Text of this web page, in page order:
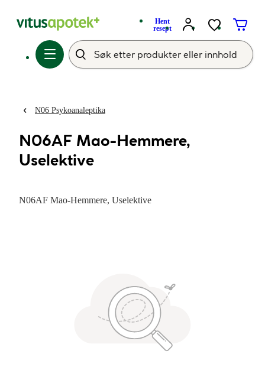
Hent
resept
N06 Psykoanaleptika
N06AF Mao-Hemmere,
Uselektive
N06AF Mao-Hemmere, Uselektive